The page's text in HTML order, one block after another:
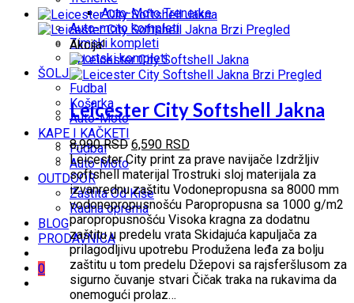
Auto-Moto Trenerke
Auto-moto kompleti
Zimski kompleti
Sportski kompleti
ŠOLJE
Fudbal
Košarka
Auto-Moto
KAPE I KAČKETI
Fudbal
Auto-Moto
OUTDOOR
Zaštita Od Kiše
Radna oprema
BLOG
PRODAVNICA
0
Brzi Pregled
Akcija!
Brzi Pregled
Leicester City Softshell Jakna
8,990RSD Originalna
cena
je
bila:
8,990 RSD.
6,590 RSDTrenutna
cena
je:
6,590 RSD.
Leicester City print za prave navijače Izdržljiv
softshell materijal Trostruki sloj materijala za
izvanrednu zaštitu Vodonepropusna sa 8000 mm
vodonepropusnošću Paropropusna sa 1000 g/m2
paropropusnošću Visoka kragna za dodatnu
zaštitu u predelu vrata Skidajuća kapuljača za
prilagodljivu upotrebu Produžena leđa za bolju
zaštitu u tom predelu Džepovi sa rajsferšlusom za
sigurno čuvanje stvari Čičak traka na rukavima da
onemogući prolaz…